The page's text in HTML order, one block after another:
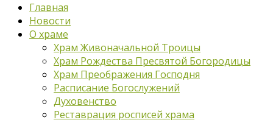
Главная
Новости
О храме
Храм Живоначальной Троицы
Храм Рождества Пресвятой Богородицы
Храм Преображения Господня
Расписание Богослужений
Духовенство
Реставрация росписей храма